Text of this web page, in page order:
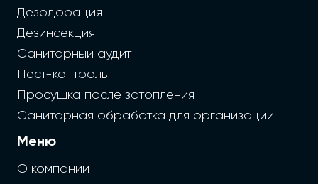
Дезодорация
Дезинсекция
Санитарный аудит
Пест-контроль
Просушка после затопления
Санитарная обработка для организаций
Меню
О компании